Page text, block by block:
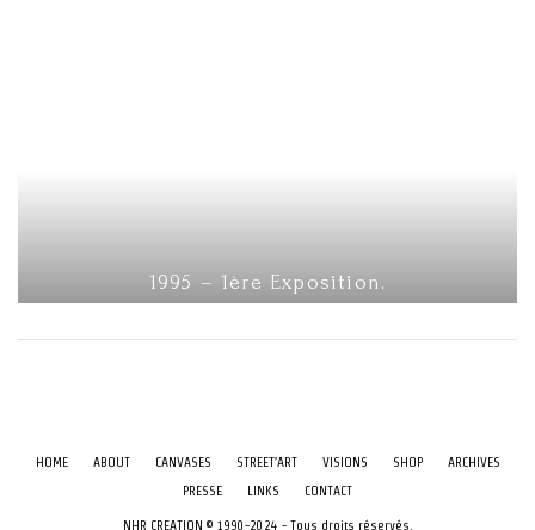
1995 – 1ère Exposition.
HOME ABOUT CANVASES STREET’ART VISIONS SHOP
ARCHIVES
PRESSE
LINKS CONTACT
NHR CREATION © 1990-2024 - Tous droits réservés.